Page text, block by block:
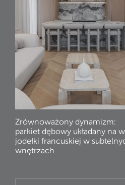
Zrównoważony dynamizm:
parkiet dębowy układany na
jodełki francuskiej w
wnętrzach